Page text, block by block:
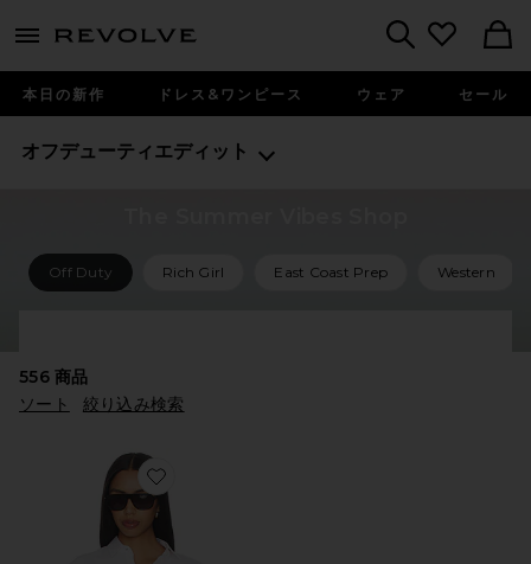
menu - shows more content
本日の新作 ドレス&ワンピース ウェア セール
オフデューティエディット
Off Duty Rich Girl East Coast Prep Western
556商品
ソート
絞り込み検索
Favorite The Classic Shirt